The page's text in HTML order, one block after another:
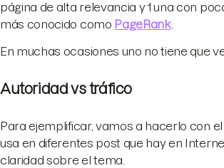
página de alta relevancia y 1 una con
más conocido como PageRank.
En muchas ocasiones uno no tiene que
Autoridad vs tráfico
Para ejemplificar, vamos a hacerlo con
usa en diferentes post que hay en
claridad sobre el tema.